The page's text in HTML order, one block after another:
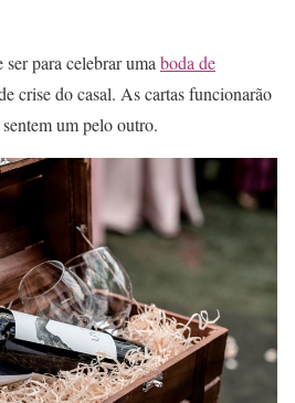
para celebrar uma boda de
crise do casal. As cartas funcionarão
um pelo outro.